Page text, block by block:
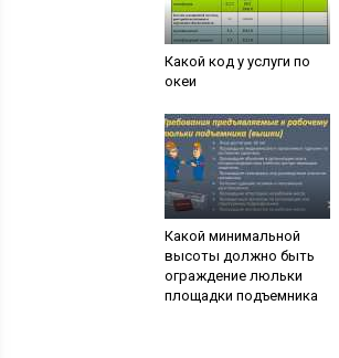
Какой код у услуги по
океи
Какой минимальной
высоты должно быть
ограждение люльки
площадки подъемника